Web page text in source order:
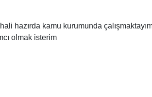
hazırda kamu kurumunda
olmak isterim